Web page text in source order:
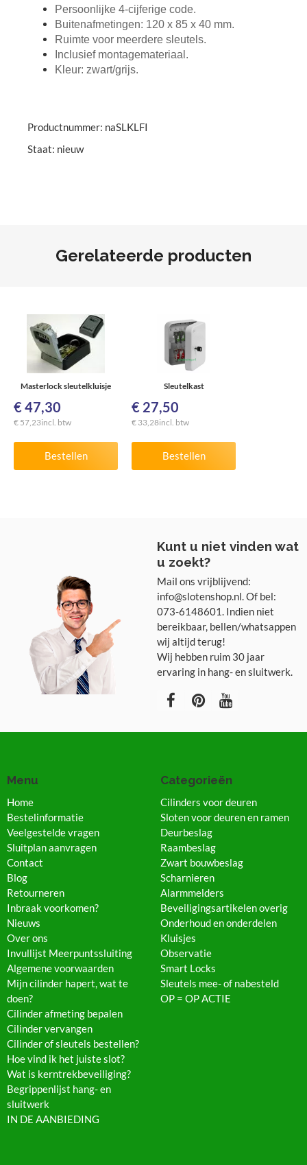
Persoonlijke 4-cijferige code.
Buitenafmetingen: 120 x 85 x 40 mm.
Ruimte voor meerdere sleutels.
Inclusief montagemateriaal.
Kleur: zwart/grijs.
Productnummer: naSLKLFI
Staat: nieuw
Gerelateerde producten
Masterlock sleutelkluisje
€47,30
€ 57,23incl. btw
Bestellen
Sleutelkast
€ 27,50
€ 33,28incl. btw
Bestellen
Kunt u niet vinden wat
u zoekt?
Mail ons vrijblijvend:
info@slotenshop.nl. Of bel:
073-6148601. Indien niet
bereikbaar, bellen/whatsappen
wij altijd terug!
Wij hebben ruim 30 jaar
ervaring in hang- en sluitwerk.
Categorieën
Cilinders voor deuren
Sloten voor deuren en ramen
Deurbeslag
Raambeslag
Zwart bouwbeslag
Scharnieren
Alarmmelders
Beveiligingsartikelen overig
Onderhoud en onderdelen
Kluisjes
Observatie
Smart Locks
Sleutels mee- of nabesteld
OP = OP ACTIE
Menu
Home
Bestelinformatie
Veelgestelde vragen
Sluitplan aanvragen
Contact
Blog
Retourneren
Inbraak voorkomen?
Nieuws
Over ons
Invullijst Meerpuntssluiting
Algemene voorwaarden
Mijn cilinder hapert, wat te
doen?
Cilinder afmeting bepalen
Cilinder vervangen
Cilinder of sleutels bestellen?
Hoe vind ik het juiste slot?
Wat is kerntrekbeveiliging?
Begrippenlijst hang- en
sluitwerk
IN DE AANBIEDING